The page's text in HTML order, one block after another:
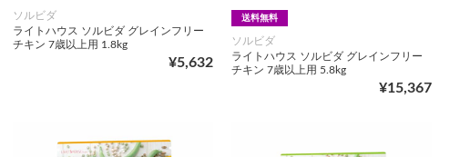
ソルビダ
ライトハウス ソルビダ グレインフリー
チキン 7歳以上用 1.8kg
¥5,632
送料無料
ソルビダ
ライトハウス ソルビダ グレインフリー
チキン 7歳以上用 5.8kg
¥15,367